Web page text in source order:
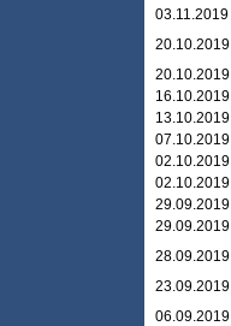
03.11.2019
20.10.2019
20.10.2019
16.10.2019
13.10.2019
07.10.2019
02.10.2019
02.10.2019
29.09.2019
29.09.2019
28.09.2019
23.09.2019
06.09.2019